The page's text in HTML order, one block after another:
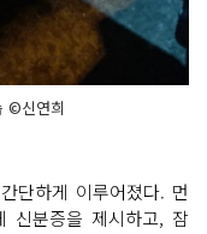
©신연희
단하게 이루어졌다. 먼
신분증을 제시하고, 잠